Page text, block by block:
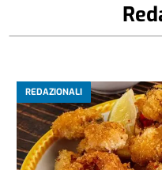
REDAZIONALI